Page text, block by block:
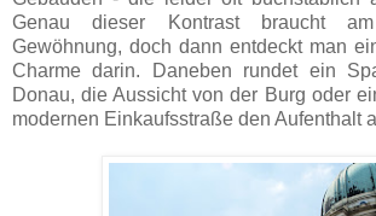
Genau dieser Kontrast braucht
Gewöhnung, doch dann entdeckt man
Charme darin. Daneben rundet ein
Donau, die Aussicht von der Burg oder
modernen Einkaufsstraße den Aufenthalt